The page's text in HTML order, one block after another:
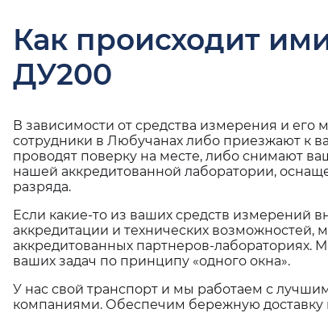
Как происходит
ДУ200
В зависимости от средства измерения и его
сотрудники в Любучанах либо приезжают к
проводят поверку на месте, либо снимают
нашей аккредитованной лаборатории,
разряда.
Если какие-то из ваших средств измерений
аккредитации и технических возможностей,
аккредитованных партнеров-
ваших задач по принципу «одного окна».
У нас свой транспорт и мы работаем с
компаниями. Обеспечим бережную доставку